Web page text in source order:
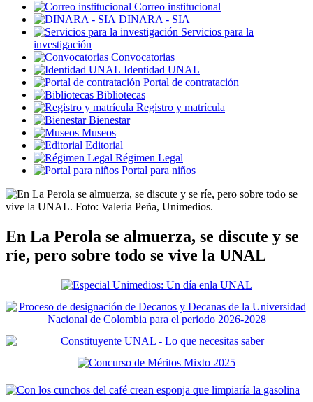
Correo institucional
DINARA - SIA
Servicios para la
investigación
Convocatorias
Identidad UNAL
Portal de contratación
Bibliotecas
Registro y matrícula
Bienestar
Museos
Editorial
Régimen Legal
Portal para niños
En La Perola se almuerza, se discute y se
ríe, pero sobre todo se vive la UNAL